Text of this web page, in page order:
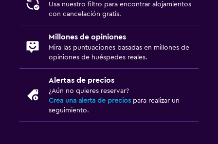
Usa nuestro filtro para encontrar alojamientos
con cancelación gratis.
Millones de opiniones
Mira las puntuaciones basadas en millones de
opiniones de huéspedes reales.
Alertas de precios
¿Aún no quieres reservar?
Crea una alerta de precios para realizar un
seguimiento.